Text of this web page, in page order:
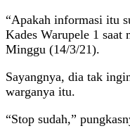
“Apakah informasi itu
Kades Warupele 1 saat
Minggu (14/3/21).
Sayangnya, dia tak
warganya itu.
“Stop sudah,”